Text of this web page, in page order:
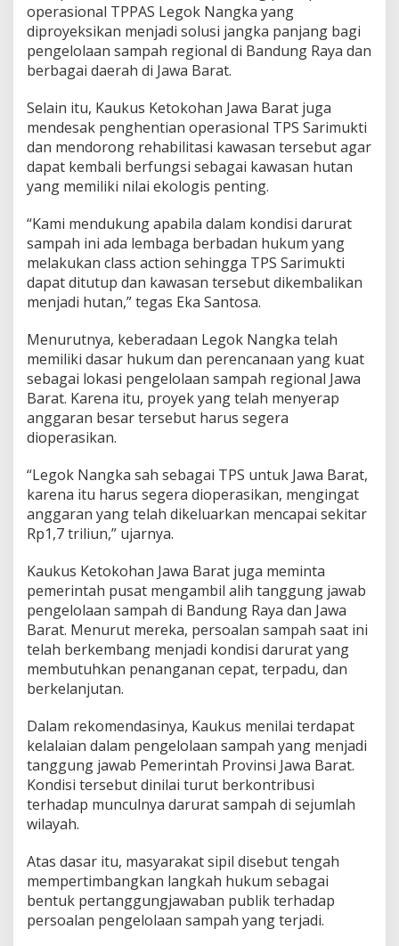
operasional TPPAS Legok Nangka yang
diproyeksikan menjadi solusi jangka panjang bagi
pengelolaan sampah regional di Bandung Raya dan
berbagai daerah di Jawa Barat.
Selain itu, Kaukus Ketokohan Jawa Barat juga
mendesak penghentian operasional TPS Sarimukti
dan mendorong rehabilitasi kawasan tersebut agar
dapat kembali berfungsi sebagai kawasan hutan
yang memiliki nilai ekologis penting.
“Kami mendukung apabila dalam kondisi darurat
sampah ini ada lembaga berbadan hukum yang
melakukan class action sehingga TPS Sarimukti
dapat ditutup dan kawasan tersebut dikembalikan
menjadi hutan,” tegas Eka Santosa.
Menurutnya, keberadaan Legok Nangka telah
memiliki dasar hukum dan perencanaan yang kuat
sebagai lokasi pengelolaan sampah regional Jawa
Barat. Karena itu, proyek yang telah menyerap
anggaran besar tersebut harus segera
dioperasikan.
“Legok Nangka sah sebagai TPS untuk Jawa Barat,
karena itu harus segera dioperasikan, mengingat
anggaran yang telah dikeluarkan mencapai sekitar
Rp1,7 triliun,” ujarnya.
Kaukus Ketokohan Jawa Barat juga meminta
pemerintah pusat mengambil alih tanggung jawab
pengelolaan sampah di Bandung Raya dan Jawa
Barat. Menurut mereka, persoalan sampah saat ini
telah berkembang menjadi kondisi darurat yang
membutuhkan penanganan cepat, terpadu, dan
berkelanjutan.
Dalam rekomendasinya, Kaukus menilai terdapat
kelalaian dalam pengelolaan sampah yang menjadi
tanggung jawab Pemerintah Provinsi Jawa Barat.
Kondisi tersebut dinilai turut berkontribusi
terhadap munculnya darurat sampah di sejumlah
wilayah.
Atas dasar itu, masyarakat sipil disebut tengah
mempertimbangkan langkah hukum sebagai
bentuk pertanggungjawaban publik terhadap
persoalan pengelolaan sampah yang terjadi.